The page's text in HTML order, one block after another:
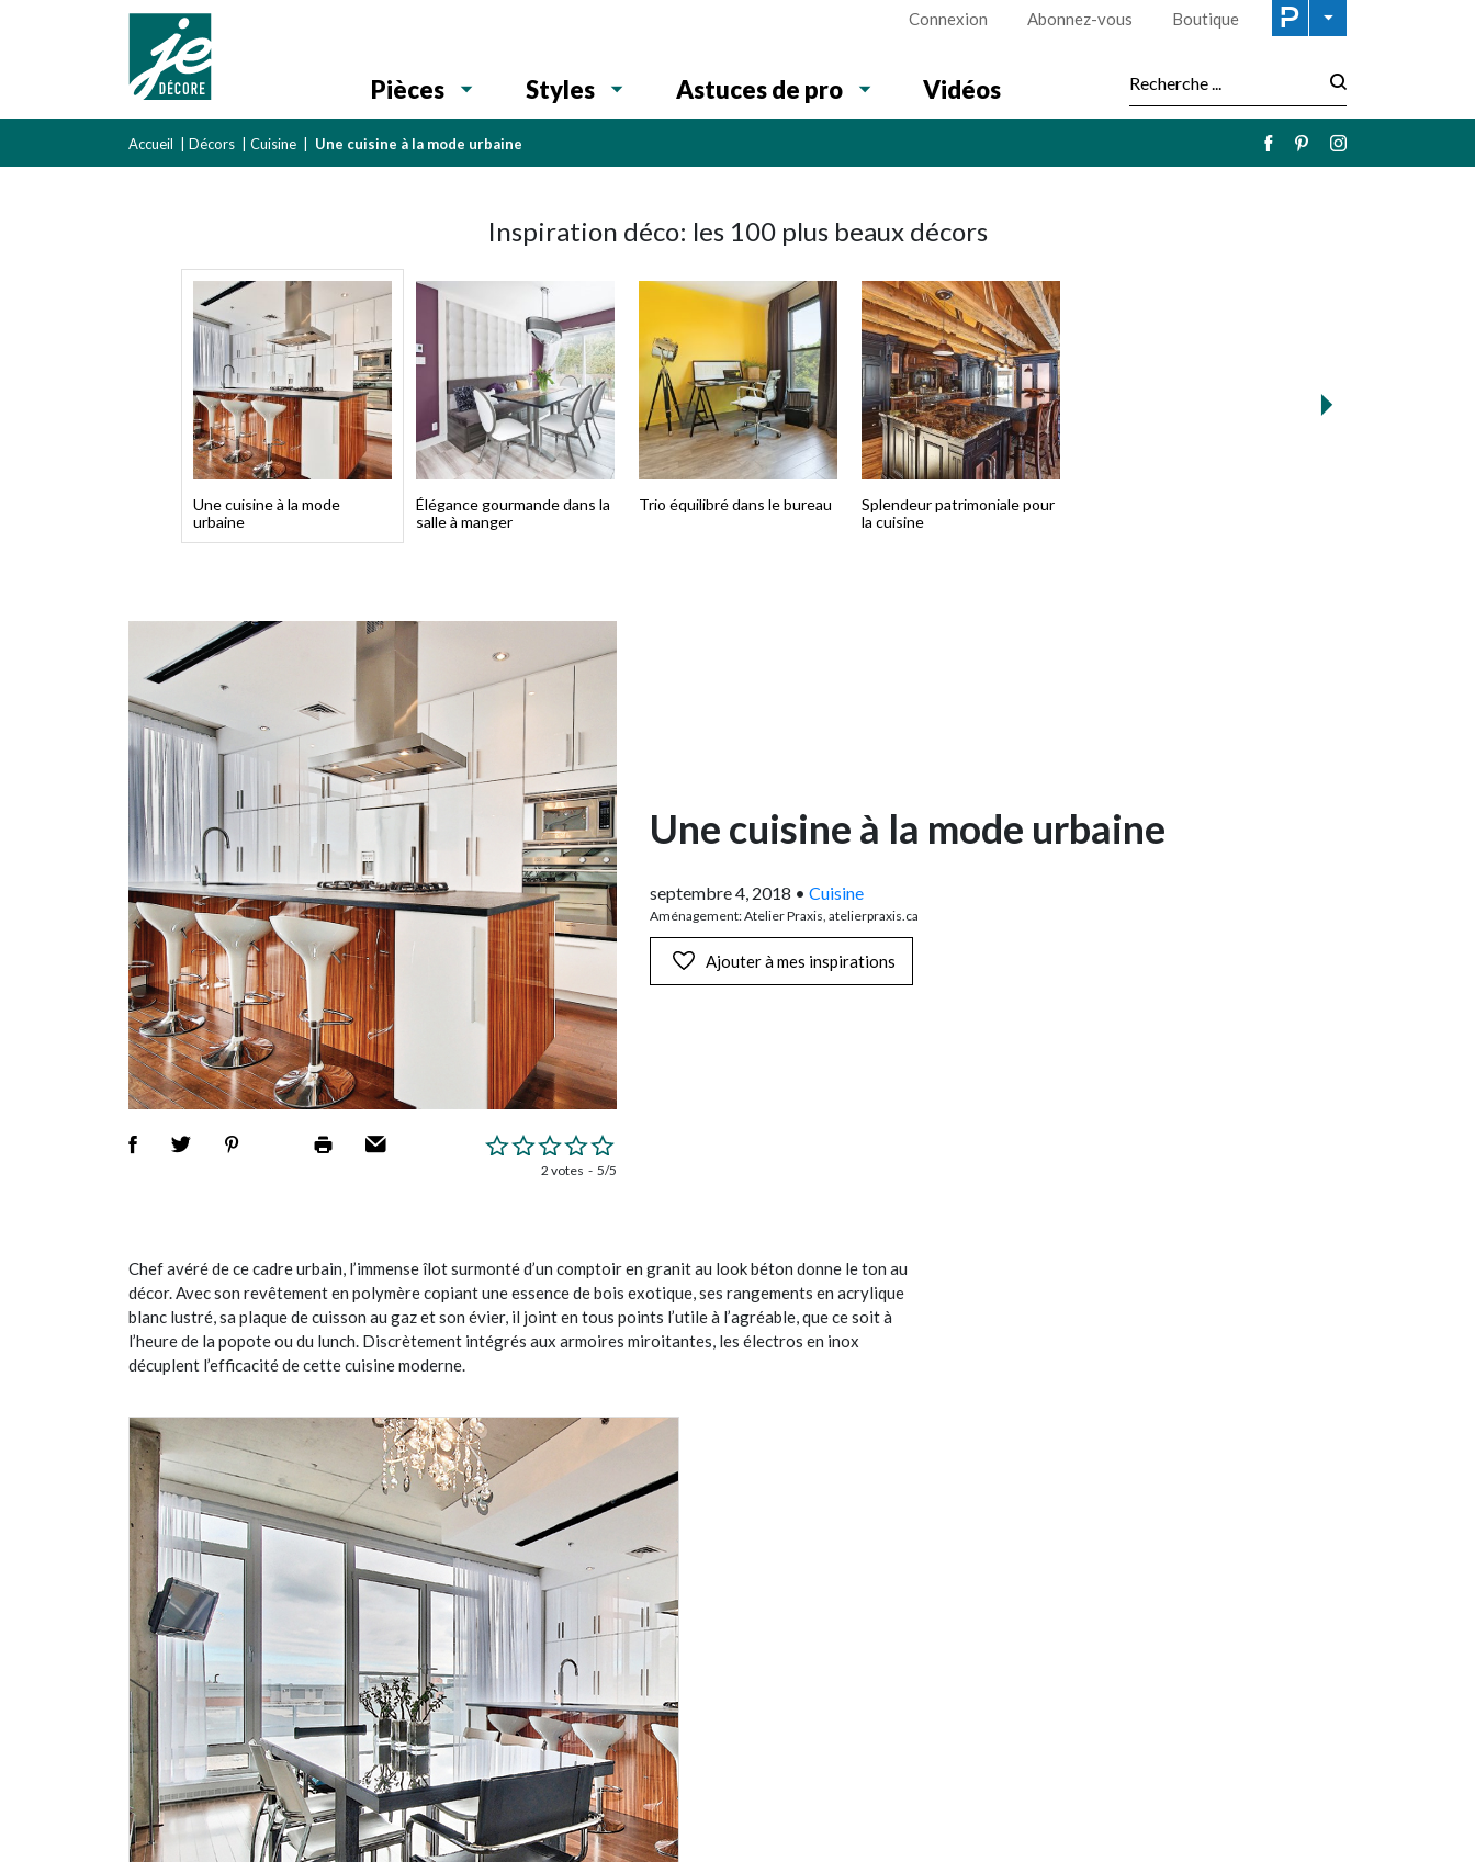
Connexion Abonnez-vous Boutique
Pièces Styles Astuces de pro Vidéos
Accueil Décors Cuisine Une cuisine à la mode urbaine
Inspiration déco: les 100 plus beaux décors
Une cuisine à la mode
urbaine
Élégance gourmande dans la
salle à manger
Trio équilibré dans le bureau
Splendeur patrimoniale pour
la cuisine
2 votes 5/5
Une cuisine à la mode urbaine
septembre 4, 2018 • Cuisine
Aménagement: Atelier Praxis, atelierpraxis.ca
Ajouter à mes inspirations
Chef avéré de ce cadre urbain, l’immense îlot surmonté d’un comptoir en granit au look béton donne le ton au
décor. Avec son revêtement en polymère copiant une essence de bois exotique, ses rangements en acrylique
blanc lustré, sa plaque de cuisson au gaz et son évier, il joint en tous points l’utile à l’agréable, que ce soit à
l’heure de la popote ou du lunch. Discrètement intégrés aux armoires miroitantes, les électros en inox
décuplent l’efficacité de cette cuisine moderne.